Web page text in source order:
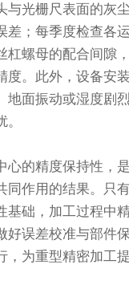
与光栅尺表面的灰
差；每季度检查各
杠螺母的配合间隙
度。此外，设备安
地面振动或湿度剧
的精度保持性，
同作用的结果。只
基础，加工过程中
好误差校准与部件
，为重型精密加工